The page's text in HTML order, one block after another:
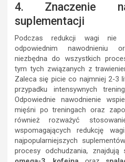
4. Znaczenie
suplementacji
Podczas redukcji wagi nie
odpowiednim nawodnieniu
niezbędna do wszystkich
tym tych związanych z
Zaleca się picie co najmniej 2-3
przypadku intensywnych
Odpowiednie nawodnienie
mięśni po treningach oraz
również rozważyć
wspomagających redukcję
najpopularniejszych
procesy odchudzania, znajdują